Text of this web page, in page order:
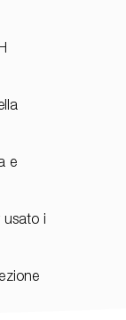
e
usato i